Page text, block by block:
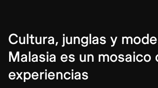
Cultura, junglas y
Malasia es un mosaico
experiencias